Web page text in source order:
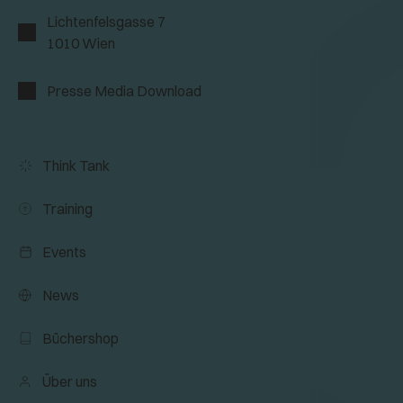
Lichtenfelsgasse 7
1010 Wien
Presse Media Download
Think Tank
Training
Events
News
Büchershop
Über uns